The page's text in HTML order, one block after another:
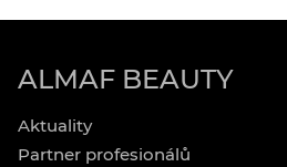
ALMAF BEAUTY
Aktuality
Partner profesionálů